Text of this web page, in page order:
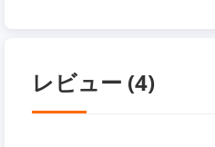
レビュー (4)